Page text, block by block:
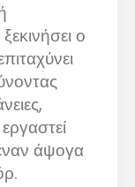
ο
άψογα